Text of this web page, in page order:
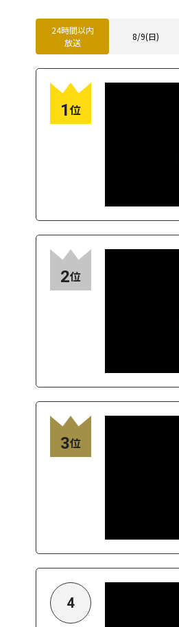
24時間以内
放送
8/9(日)
1位
2位
3位
4